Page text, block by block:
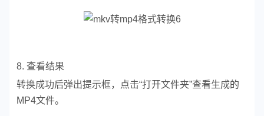
8. 查看结果
转换成功后弹出提示框，点击“打开文件夹”查看生成的
MP4文件。